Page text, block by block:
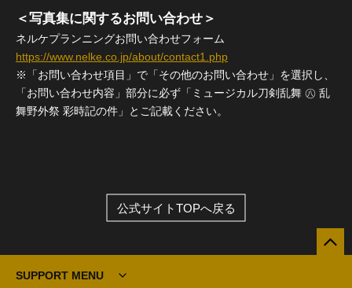
＜写真集に関するお問い合わせ＞
ネルケプランニングお問い合わせフォーム
https://www.nelke.co.jp/about/contact1.php
※「お問い合わせ項目」で「その他のお問い合わせ」を選択し、
「お問い合わせ内容」部分に必ず「ミュージカル刀剣乱舞 ㊇ 乱
舞野外祭 彩時記の件」とご記載ください。
公式サイトTOPへ戻る
SUPPORT MENU